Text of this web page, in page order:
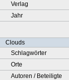
Verlag
Jahr
Clouds
Schlagwörter
Orte
Autoren / Beteiligte